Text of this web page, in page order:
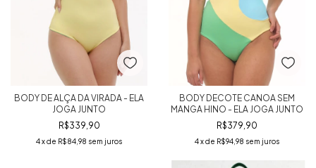
BODY DE ALÇA DA VIRADA - ELA
JOGA JUNTO
R$339,90
4x de R$84,98 sem juros
BODY DECOTE CANOA SEM
MANGA HINO - ELA JOGA JUNTO
R$379,90
4x de R$94,98 sem juros